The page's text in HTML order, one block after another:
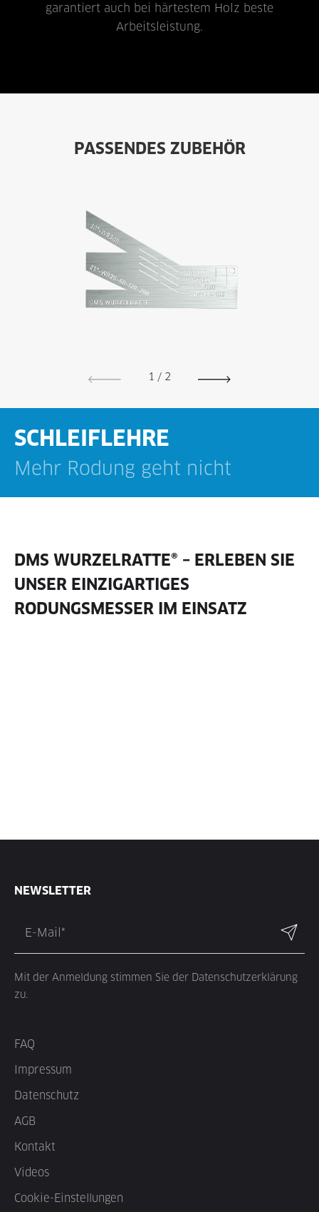
garantiert auch bei härtestem Holz beste
Arbeitsleistung.
PASSENDES ZUBEHÖR
1 / 2
SCHLEIF­LEHRE
Mehr Rodung geht nicht
DMS WURZELRATTE® – ERLEBEN SIE
UNSER EINZIGARTIGES
RODUNGSMESSER IM EINSATZ
NEWSLETTER
Mit der Anmeldung stimmen Sie der Datenschutzerklärung
zu.
FAQ
Impressum
Datenschutz
AGB
Kontakt
Videos
Cookie-Einstellungen